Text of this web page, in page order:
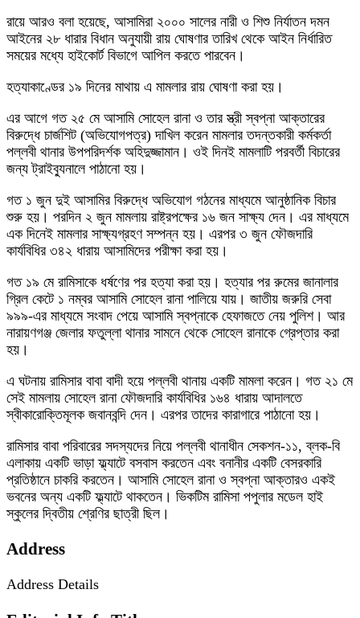
রায়ে আরও বলা হয়েছে, আসামিরা ২০০০ সালের নারী ও শিশু নির্যাতন দমন
আইনের ২৮ ধারার বিধান অনুযায়ী রায় ঘোষণার তারিখ থেকে আইন নির্ধারিত
সময়ের মধ্যে হাইকোর্ট বিভাগে আপিল করতে পারবেন।
হত্যাকাণ্ডের ১৯ দিনের মাথায় এ মামলার রায় ঘোষণা করা হয়।
এর আগে গত ২৫ মে আসামি সোহেল রানা ও তার স্ত্রী স্বপ্না আক্তারের
বিরুদ্ধে চার্জশিট (অভিযোগপত্র) দাখিল করেন মামলার তদন্তকারী কর্মকর্তা
পল্লবী থানার উপপরিদর্শক অহিদুজ্জামান। ওই দিনই মামলাটি পরবর্তী বিচারের
জন্য ট্রাইব্যুনালে পাঠানো হয়।
গত ১ জুন দুই আসামির বিরুদ্ধে অভিযোগ গঠনের মাধ্যমে আনুষ্ঠানিক বিচার
শুরু হয়। পরদিন ২ জুন মামলায় রাষ্ট্রপক্ষের ১৬ জন সাক্ষ্য দেন। এর মাধ্যমে
এক দিনেই মামলার সাক্ষ্যগ্রহণ সম্পন্ন হয়। এরপর ৩ জুন ফৌজদারি
কার্যবিধির ৩৪২ ধারায় আসামিদের পরীক্ষা করা হয়।
গত ১৯ মে রামিসাকে ধর্ষণের পর হত্যা করা হয়। হত্যার পর রুমের জানালার
গ্রিল কেটে ১ নম্বর আসামি সোহেল রানা পালিয়ে যায়। জাতীয় জরুরি সেবা
৯৯৯-এর মাধ্যমে সংবাদ পেয়ে আসামি স্বপ্নাকে হেফাজতে নেয় পুলিশ। আর
নারায়ণগঞ্জ জেলার ফতুল্লা থানার সামনে থেকে সোহেল রানাকে গ্রেপ্তার করা
হয়।
এ ঘটনায় রামিসার বাবা বাদী হয়ে পল্লবী থানায় একটি মামলা করেন। গত ২১ মে
সেই মামলায় সোহেল রানা ফৌজদারি কার্যবিধির ১৬৪ ধারায় আদালতে
স্বীকারোক্তিমূলক জবানবন্দি দেন। এরপর তাদের কারাগারে পাঠানো হয়।
রামিসার বাবা পরিবারের সদস্যদের নিয়ে পল্লবী থানাধীন সেকশন-১১, ব্লক-বি
এলাকায় একটি ভাড়া ফ্ল্যাটে বসবাস করতেন এবং বনানীর একটি বেসরকারি
প্রতিষ্ঠানে চাকরি করতেন। আসামি সোহেল রানা ও স্বপ্না আক্তারও একই
ভবনের অন্য একটি ফ্ল্যাটে থাকতেন। ভিকটিম রামিসা পপুলার মডেল হাই
স্কুলের দ্বিতীয় শ্রেণির ছাত্রী ছিল।
Address
Address Details